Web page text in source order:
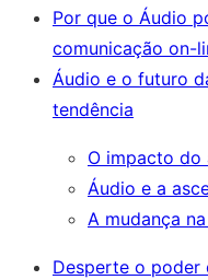
Por que o Áudio
comunicação on-
Áudio e o futuro
tendência
O impacto do
Áudio e a
A mudança
Desperte o poder